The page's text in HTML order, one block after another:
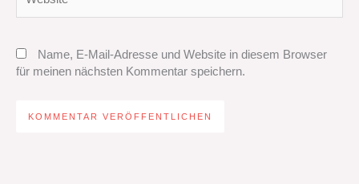
Name, E-Mail-Adresse und Website in diesem Browser
für meinen nächsten Kommentar speichern.